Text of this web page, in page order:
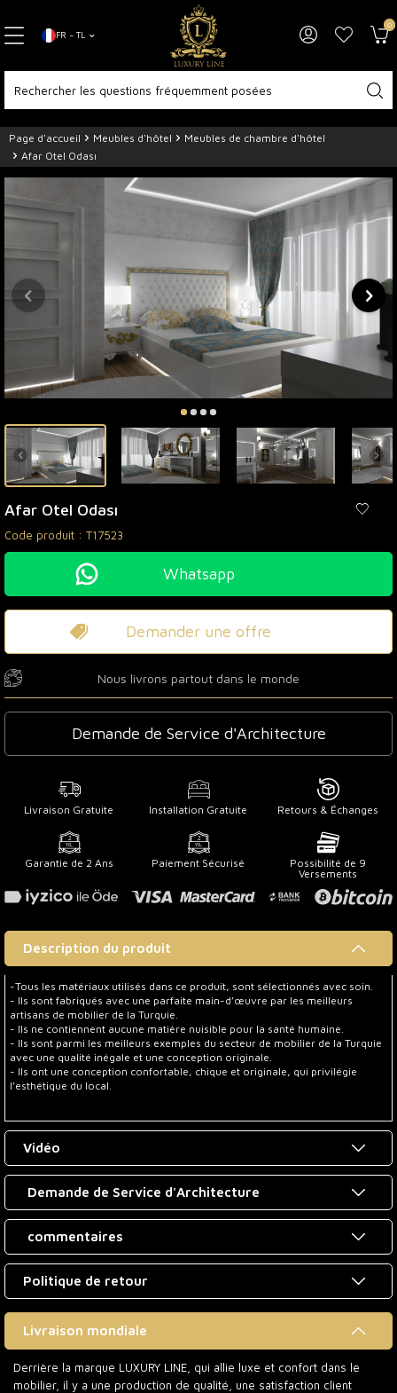
FR − TL
0
Page d'accueil Meubles d'hôtel
Meubles de chambre d'hôtel
Afar Otel Odası
Afar Otel Odası
Code produit : T17523
Whatsapp
Demander une offre
Nous livrons partout dans le monde
Demande de Service d'Architecture
Livraison Gratuite Installation Gratuite Retours & Échanges
Garantie de 2 Ans Paiement Sécurisé
Possibilité de 9
Versements
Description du produit
-Tous les matériaux utilisés dans ce produit, sont sélectionnés avec soin.
- Ils sont fabriqués avec une parfaite main-d’œuvre par les meilleurs
artisans de mobilier de la Turquie.
- Ils ne contiennent aucune matière nuisible pour la santé humaine.
- Ils sont parmi les meilleurs exemples du secteur de mobilier de la Turquie
avec une qualité inégale et une conception originale.
- Ils ont une conception confortable, chique et originale, qui privilégie
l’esthétique du local.
Vidéo
Demande de Service d'Architecture
commentaires
Politique de retour
Livraison mondiale
Derrière la marque LUXURY LINE, qui allie luxe et confort dans le
mobilier, il y a une production de qualité, une satisfaction client